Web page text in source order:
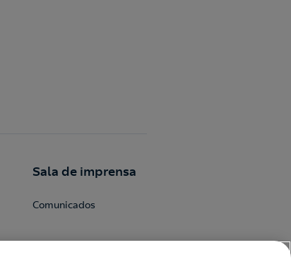
Sala de imprensa
Comunicados